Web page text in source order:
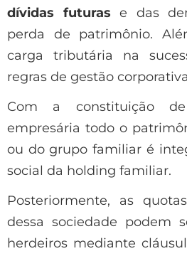
dívidas futuras e das
perda de patrimônio.
carga tributária na
regras de gestão
Com a constituição
empresária todo o
ou do grupo familiar é
social da holding familiar.
Posteriormente, as
dessa sociedade podem
herdeiros mediante